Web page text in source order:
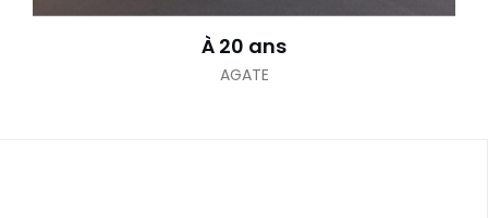
À 20 ans
AGATE